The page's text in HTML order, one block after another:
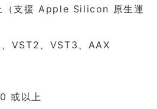
（支援 Apple Silicon 原生運
VST2、VST3、AAX
或以上